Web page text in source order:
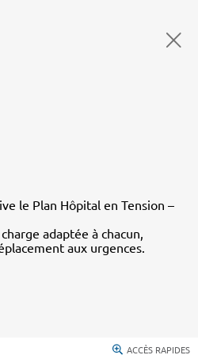
le Plan Hôpital en Tension –
adaptée à chacun,
aux urgences.
ACCÈS RAPIDES